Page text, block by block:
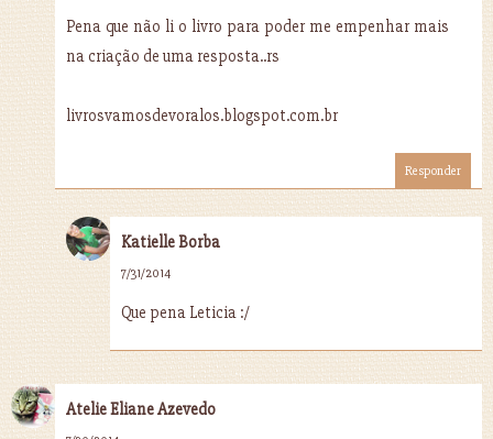
Pena que não li o livro para poder me empenhar mais
na criação de uma resposta..rs
livrosvamosdevoralos.blogspot.com.br
Responder
Katielle Borba
7/31/2014
Que pena Leticia :/
Atelie Eliane Azevedo